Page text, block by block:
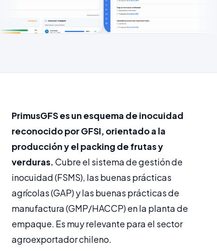
PrimusGFS es un esquema de inocuidad
reconocido por GFSI, orientado a la
producción y el packing de frutas y
verduras. Cubre el sistema de gestión de
inocuidad (FSMS), las buenas prácticas
agrícolas (GAP) y las buenas prácticas de
manufactura (GMP/HACCP) en la planta de
empaque. Es muy relevante para el sector
agroexportador chileno.